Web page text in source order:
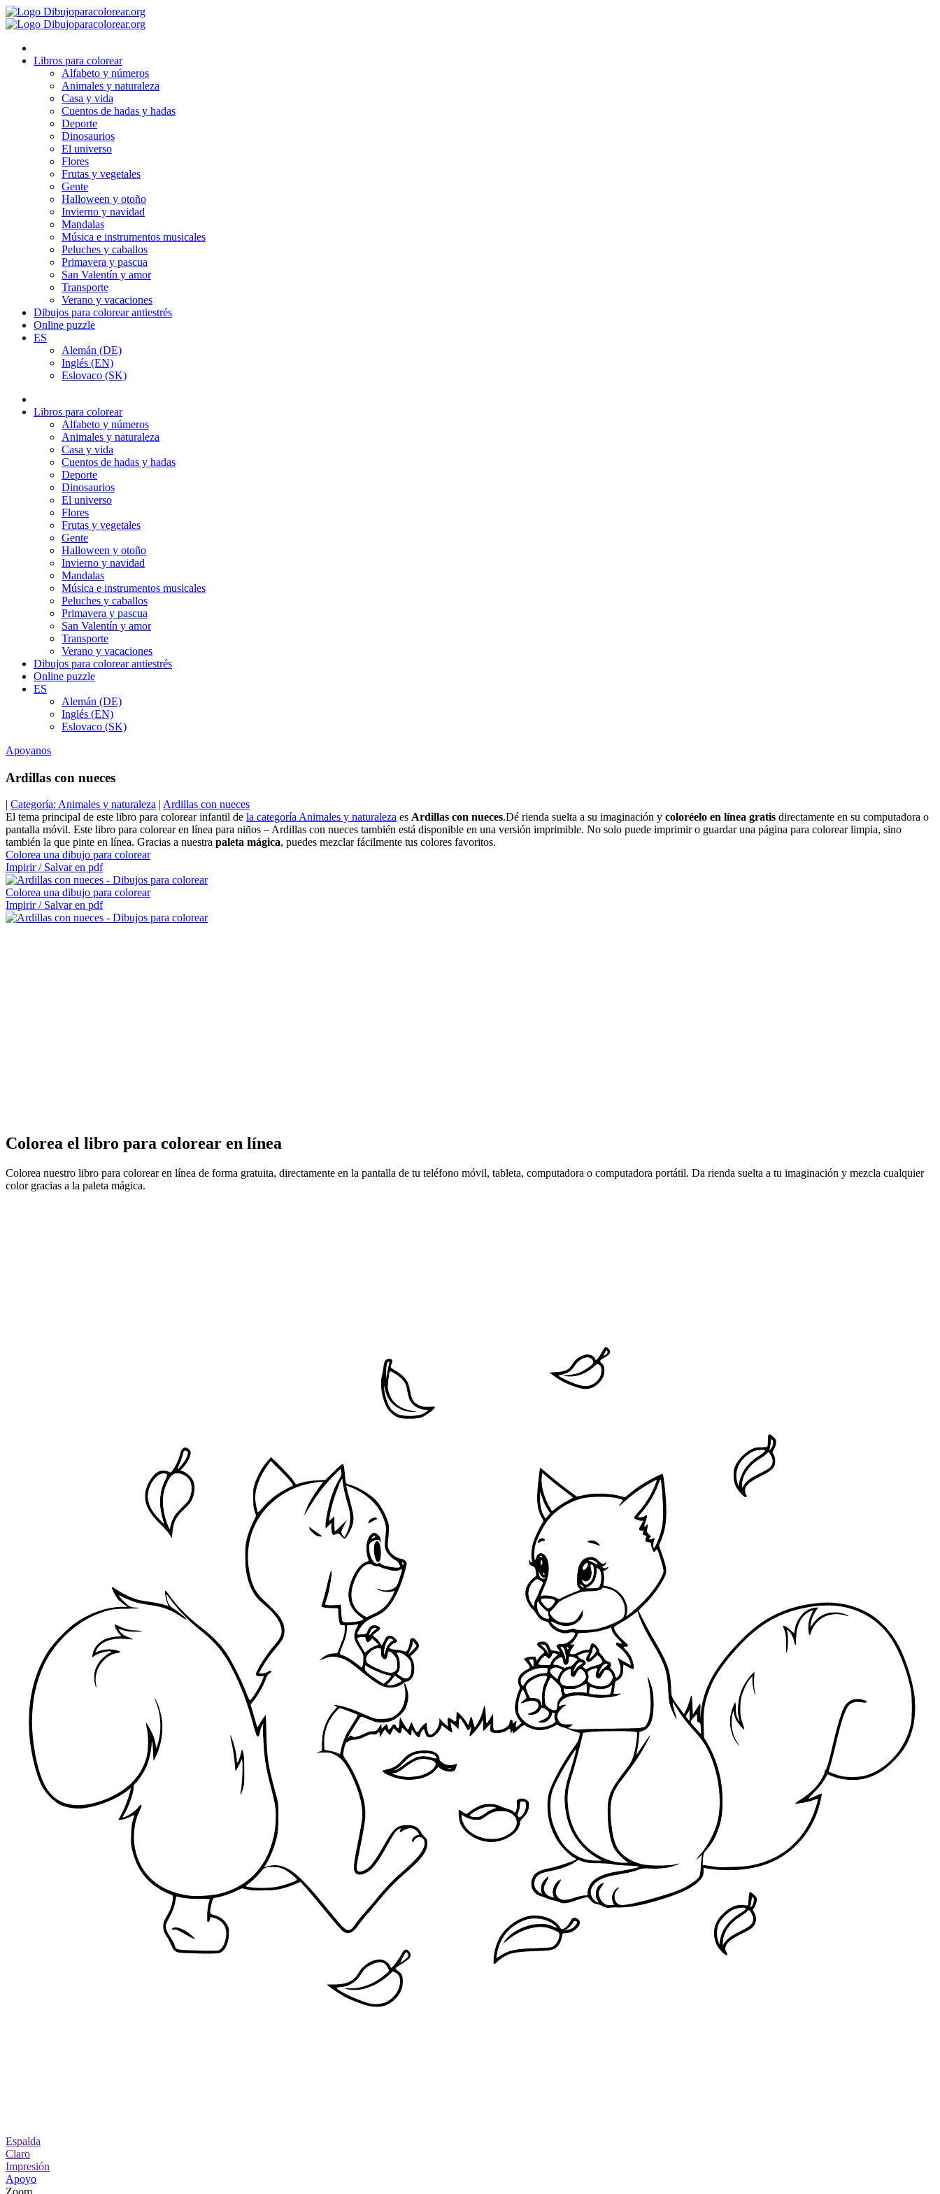
Ir
al
Libros para colorear
Alfabeto y números
Animales y naturaleza
Casa y vida
Cuentos de hadas y hadas
Deporte
Dinosaurios
El universo
Flores
Frutas y vegetales
Gente
Halloween y otoño
Invierno y navidad
Mandalas
Música e instrumentos musicales
Peluches y caballos
Primavera y pascua
San Valentín y amor
Transporte
Verano y vacaciones
Dibujos para colorear antiestrés
Online puzzle
ES
Alemán (DE)
Inglés (EN)
Eslovaco (SK)
Libros para colorear
Alfabeto y números
Animales y naturaleza
Casa y vida
Cuentos de hadas y hadas
Deporte
Dinosaurios
El universo
Flores
Frutas y vegetales
Gente
Halloween y otoño
Invierno y navidad
Mandalas
Música e instrumentos musicales
Peluches y caballos
Primavera y pascua
San Valentín y amor
Transporte
Verano y vacaciones
Dibujos para colorear antiestrés
Online puzzle
ES
Alemán (DE)
Inglés (EN)
Eslovaco (SK)
Apoyanos
Ardillas con nueces
| Categoría: Animales y naturaleza | Ardillas con nueces
El tema principal de este libro para colorear infantil de la categoría Animales y naturaleza es Ardillas con nueces.Dé rienda suelta a su imaginación y coloréelo en línea gratis directamente en su computadora o
pantalla móvil. Este libro para colorear en línea para niños – Ardillas con nueces también está disponible en una versión imprimible. No solo puede imprimir o guardar una página para colorear limpia, sino
también la que pinte en línea. Gracias a nuestra paleta mágica, puedes mezclar fácilmente tus colores favoritos.
Colorea una dibujo para colorear
Impirir / Salvar en pdf
Colorea una dibujo para colorear
Impirir / Salvar en pdf
Colorea el libro para colorear en línea
Colorea nuestro libro para colorear en línea de forma gratuita, directamente en la pantalla de tu teléfono móvil, tableta, computadora o computadora portátil. Da rienda suelta a tu imaginación y mezcla cualquier
color gracias a la paleta mágica.
Espalda
Claro
Impresión
Apoyo